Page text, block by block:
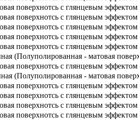
поверхнотсь с глянцевым эффектом
поверхнотсь с глянцевым эффектом
поверхнотсь с глянцевым эффектом
поверхнотсь с глянцевым эффектом
поверхнотсь с глянцевым эффектом
(Полуполированная - матовая
поверхнотсь с глянцевым эффектом
(Полуполированная - матовая
поверхнотсь с глянцевым эффектом
поверхнотсь с глянцевым эффектом
поверхнотсь с глянцевым эффектом
поверхнотсь с глянцевым эффектом